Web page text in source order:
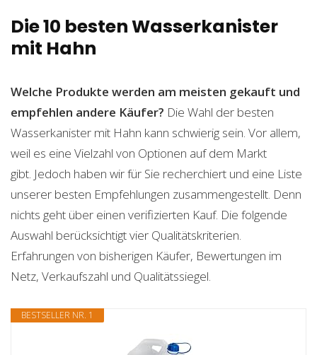
Die 10 besten Wasserkanister
mit Hahn
Welche Produkte werden am meisten gekauft und
empfehlen andere Käufer? Die Wahl der besten
Wasserkanister mit Hahn kann schwierig sein. Vor allem,
weil es eine Vielzahl von Optionen auf dem Markt
gibt. Jedoch haben wir für Sie recherchiert und eine Liste
unserer besten Empfehlungen zusammengestellt. Denn
nichts geht über einen verifizierten Kauf. Die folgende
Auswahl berücksichtigt vier Qualitätskriterien.
Erfahrungen von bisherigen Käufer, Bewertungen im
Netz, Verkaufszahl und Qualitätssiegel.
BESTSELLER NR. 1